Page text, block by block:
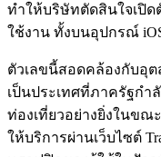
ทำให้บริษัทตัดสินใจเปิ
ใช้งาน ทั้งบนอุปกรณ์
ตัวเลขนี้สอดคล้องกับอุ
เป็นประเทศที่ภาครัฐก
ท่องเที่ยวอย่างยิ่งในขณะ
ให้บริการผ่านเว็บไซต์